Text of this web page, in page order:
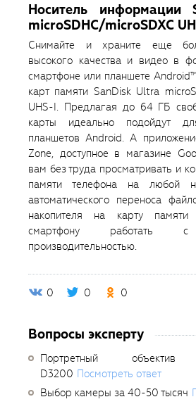
Носитель информации
microSDHC/microSDXC
Снимайте и храните еще
высокого качества и видео в
смартфоне или планшете
карт памяти SanDisk Ultra
UHS-I. Предлагая до 64 ГБ
карты идеально подойдут
планшетов Android. А
Zone, доступное в магазине
вам без труда просматривать и
памяти телефона на любой
автоматического переноса
накопителя на карту
смартфону работать с
производительностью.
0 0 0
Вопросы эксперту
Портретный
D3200 Посмотреть ответ
Выбор камеры за 40-50 тысяч